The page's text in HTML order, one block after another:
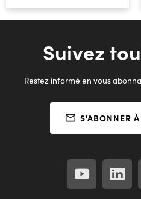
Suivez
Restez informé en vous
S'ABONNER